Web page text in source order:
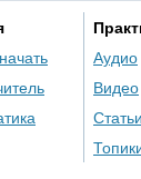
Аудио
Видео
Статьи